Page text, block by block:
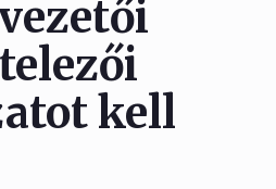
kell